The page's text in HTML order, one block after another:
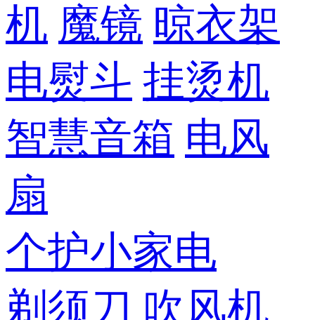
机 魔镜 晾衣架
电熨斗 挂烫机
智慧音箱 电风
扇
个护小家电
剃须刀 吹风机